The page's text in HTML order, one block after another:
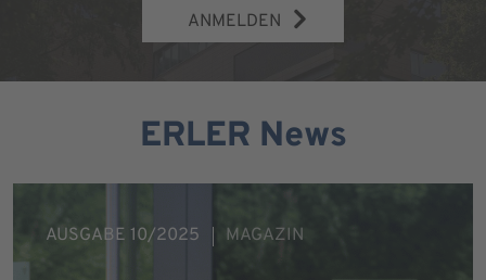
ANMELDEN
ERLER News
AUSGABE 10/2025 MAGAZIN